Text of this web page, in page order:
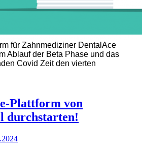
für Zahnmediziner DentalAce
Ablauf der Beta Phase und das
Covid Zeit den vierten
Plattform von
durchstarten!